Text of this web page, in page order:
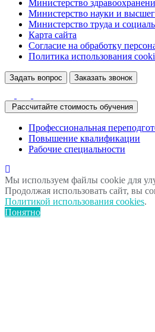
Министерство
Министерство науки и
Министерство труда и
Карта сайта
Согласие на обработку
Политика использования
Задать вопрос Заказать звонок
Рассчитайте стоимость обучения
Профессиональная
Повышение квалификации
Рабочие специальности
Мы используем файлы cookie для
Продолжая использовать сайт, вы
Политикой использования cookies.
Понятно